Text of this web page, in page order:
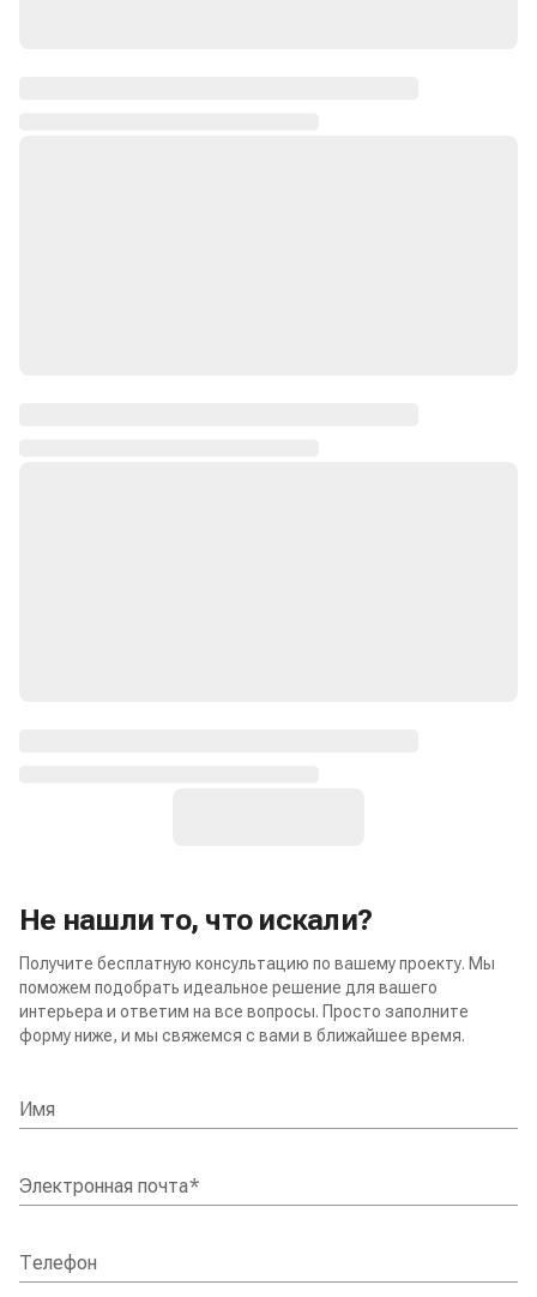
Не нашли то, что искали?
Получите бесплатную консультацию по вашему проекту. Мы
поможем подобрать идеальное решение для вашего
интерьера и ответим на все вопросы. Просто заполните
форму ниже, и мы свяжемся с вами в ближайшее время.
Имя
Электронная почта*
Телефон